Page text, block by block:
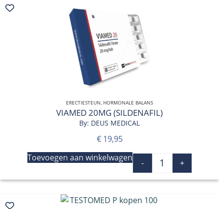
QUICK VIEW
ERECTIESTEUN, HORMONALE BALANS
VIAMED 20MG (SILDENAFIL)
By: DEUS MEDICAL
€19,95
- +
Toevoegen aan winkelwagen